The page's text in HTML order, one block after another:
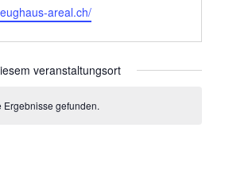
areal.ch/
veranstaltungsort
Ergebnisse gefunden.